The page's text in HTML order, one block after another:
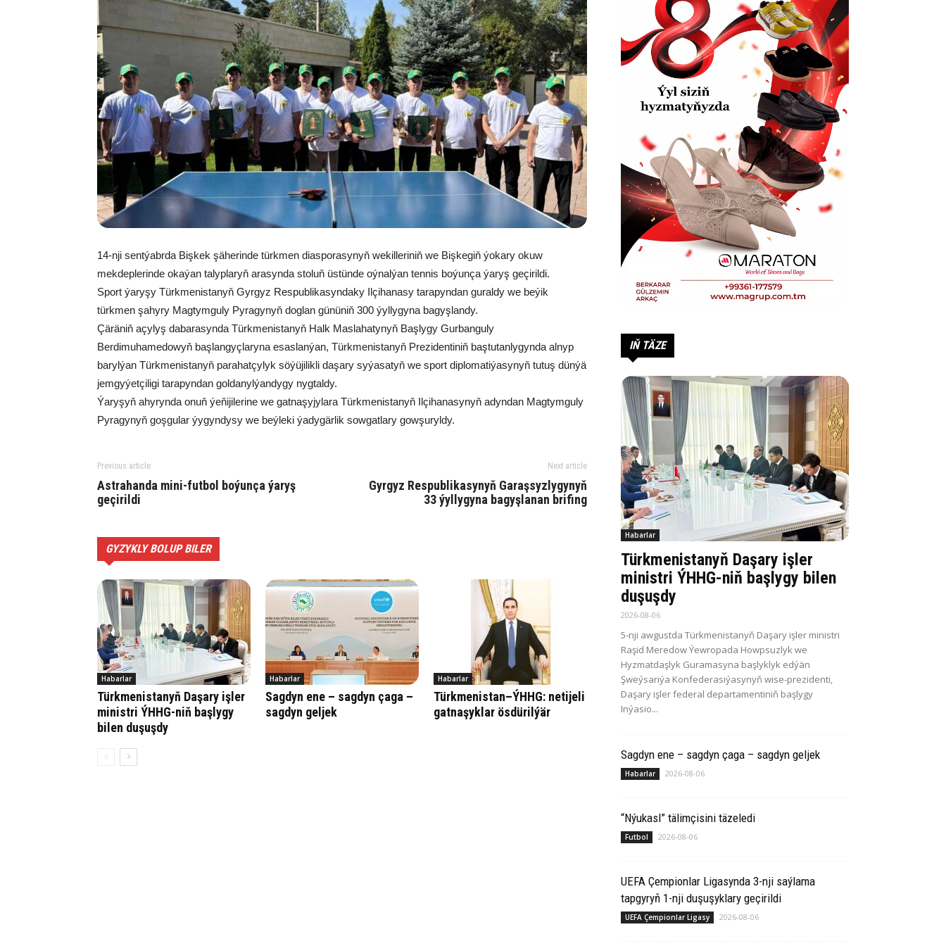
14-nji sentýabrda Bişkek şäherinde türkmen diasporasynyň wekilleriniň we Bişkegiň ýokary okuw
mekdeplerinde okaýan talyplaryň arasynda stoluň üstünde oýnalýan tennis boýunça ýaryş geçirildi.
Sport ýaryşy Türkmenistanyň Gyrgyz Respublikasyndaky Ilçihanasy tarapyndan guraldy we beýik
türkmen şahyry Magtymguly Pyragynyň doglan gününiň 300 ýyllygyna bagyşlandy.
Çäräniň açylyş dabarasynda Türkmenistanyň Halk Maslahatynyň Başlygy Gurbanguly
Berdimuhamedowyň başlangyçlaryna esaslanýan, Türkmenistanyň Prezidentiniň baştutanlygynda alnyp
barylýan Türkmenistanyň parahatçylyk söýüjilikli daşary syýasatyň we sport diplomatiýasynyň tutuş dünýä
jemgyýetçiligi tarapyndan goldanylýandygy nygtaldy.
Ýaryşyň ahyrynda onuň ýeňijilerine we gatnaşyjylara Türkmenistanyň Ilçihanasynyň adyndan Magtymguly
Pyragynyň goşgular ýygyndysy we beýleki ýadygärlik sowgatlary gowşuryldy.
Previous article
Astrahanda mini-futbol boýunça ýaryş
geçirildi
Next article
Gyrgyz Respublikasynyň Garaşsyzlygynyň
33 ýyllygyna bagyşlanan brifing
GYZYKLY BOLUP BILER
Habarlar
Türkmenistanyň Daşary işler
ministri ÝHHG-niň başlygy
bilen duşuşdy
Habarlar
Sagdyn ene – sagdyn çaga –
sagdyn geljek
Habarlar
Türkmenistan–ÝHHG: netijeli
gatnaşyklar ösdürilýär
IŇ TÄZE
Habarlar
Türkmenistanyň Daşary işler
ministri ÝHHG-niň başlygy bilen
duşuşdy
2026-08-06
5-nji awgustda Türkmenistanyň Daşary işler ministri
Raşid Meredow Ýewropada Howpsuzlyk we
Hyzmatdaşlyk Guramasyna başlyklyk edýän
Şweýsariýa Konfederasiýasynyň wise-prezidenti,
Daşary işler federal departamentiniň başlygy
Inýasio...
Sagdyn ene – sagdyn çaga – sagdyn geljek
Habarlar 2026-08-06
“Nýukasl” tälimçisini täzeledi
Futbol 2026-08-06
UEFA Çempionlar Ligasynda 3-nji saýlama
tapgyryň 1-nji duşuşyklary geçirildi
UEFA Çempionlar Ligasy 2026-08-06